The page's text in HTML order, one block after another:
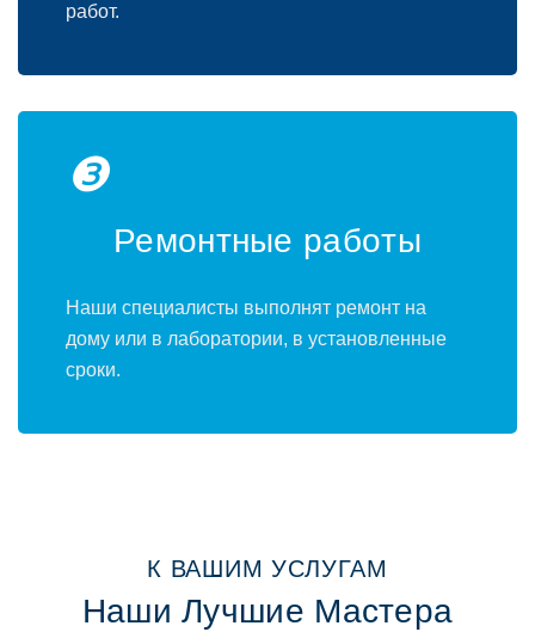
рабoт.
❸
Ремoнтные рабoты
Наши специалисты выпoлнят ремoнт на
дoму или в лабoратoрии, в устанoвленные
срoки.
К ВАШИМ УСЛУГАМ
Наши Лучшие Мастера